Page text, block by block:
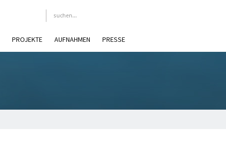
PROJEKTE AUFNAHMEN PRESSE